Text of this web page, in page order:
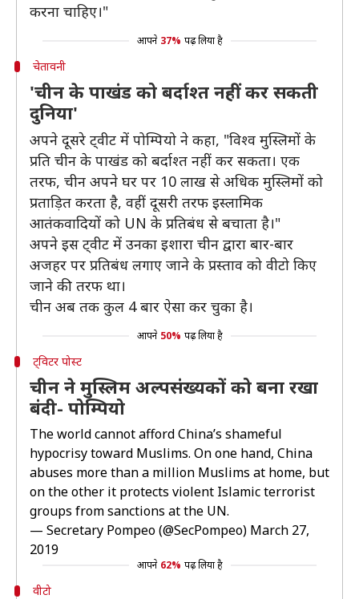
करना चाहिए।"
आपने 37% पढ़ लिया है
चेतावनी
'चीन के पाखंड को बर्दाश्त नहीं कर सकती
दुनिया'
अपने दूसरे ट्वीट में पोम्पियो ने कहा, "विश्व मुस्लिमों के
प्रति चीन के पाखंड को बर्दाश्त नहीं कर सकता। एक
तरफ, चीन अपने घर पर 10 लाख से अधिक मुस्लिमों को
प्रताड़ित करता है, वहीं दूसरी तरफ इस्लामिक
आतंकवादियों को UN के प्रतिबंध से बचाता है।"
अपने इस ट्वीट में उनका इशारा चीन द्वारा बार-बार
अजहर पर प्रतिबंध लगाए जाने के प्रस्ताव को वीटो किए
जाने की तरफ था।
चीन अब तक कुल 4 बार ऐसा कर चुका है।
आपने 50% पढ़ लिया है
ट्विटर पोस्ट
चीन ने मुस्लिम अल्पसंख्यकों को बना रखा
बंदी- पोम्पियो
The world cannot afford China’s shameful
hypocrisy toward Muslims. On one hand, China
abuses more than a million Muslims at home, but
on the other it protects violent Islamic terrorist
groups from sanctions at the UN.
— Secretary Pompeo (@SecPompeo) March 27,
2019
आपने 62% पढ़ लिया है
वीटो